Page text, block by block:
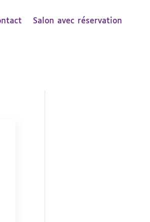
Salon avec réservation